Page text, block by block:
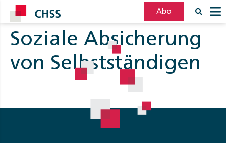
Abo
Soziale Absicherung
von Selbstständigen
Post Filter